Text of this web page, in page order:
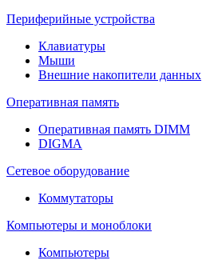
Периферийные устройства
Клавиатуры
Мыши
Внешние накопители данных
Оперативная память
Оперативная память DIMM
DIGMA
Сетевое оборудование
Коммутаторы
Компьютеры и моноблоки
Компьютеры